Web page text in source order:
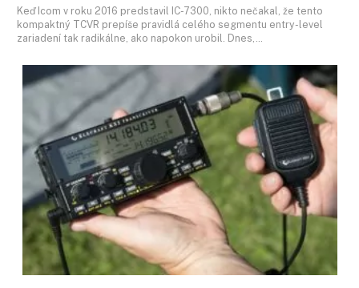
Keď Icom v roku 2016 predstavil IC-7300, nikto nečakal, že tento
kompaktný TCVR prepíše pravidlá celého segmentu entry-level
zariadení tak radikálne, ako napokon urobil. Dnes,…